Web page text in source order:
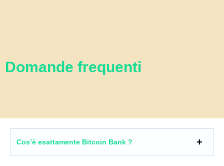
Domande frequenti
Cos’è esattamente Bitcoin Bank ?